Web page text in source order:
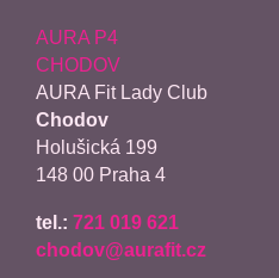
AURA P4
CHODOV
AURA Fit Lady Club
Chodov
Holušická 199
148 00 Praha 4
tel.: 721 019 621
chodov@aurafit.cz